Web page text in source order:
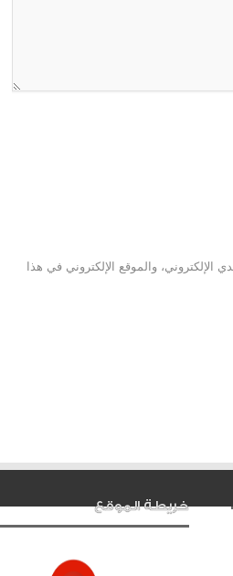
الإلكتروني، والموقع الإلكتروني في هذا
خريطة الموقع